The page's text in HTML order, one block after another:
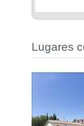
Lugares